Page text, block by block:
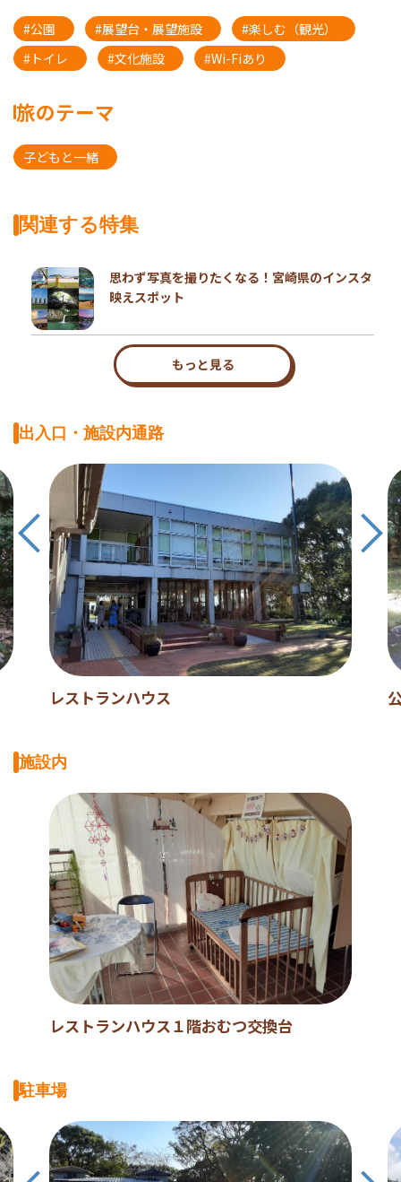
#公園 #展望台・展望施設
#楽しむ（観光）
#トイレ
#文化施設 #Wi-Fiあり
旅のテーマ
子どもと一緒
関連する特集
思わず写真を撮りたくなる！宮崎県のインスタ
映えスポット
もっと見る
出入口・施設内通路
レストランハウス
施設内
レストランハウス１階おむつ交換台
駐車場